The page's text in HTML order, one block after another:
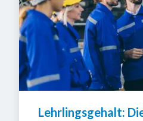
Lehrlingsgehalt: